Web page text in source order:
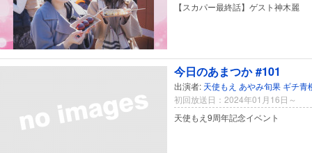
【スカパー最終話】ゲスト神木麗
今日のあまつか #101
出演者: 天使もえ あやみ旬果 ギチ青
初回放送日：2024年01月16日～
天使もえ9周年記念イベント